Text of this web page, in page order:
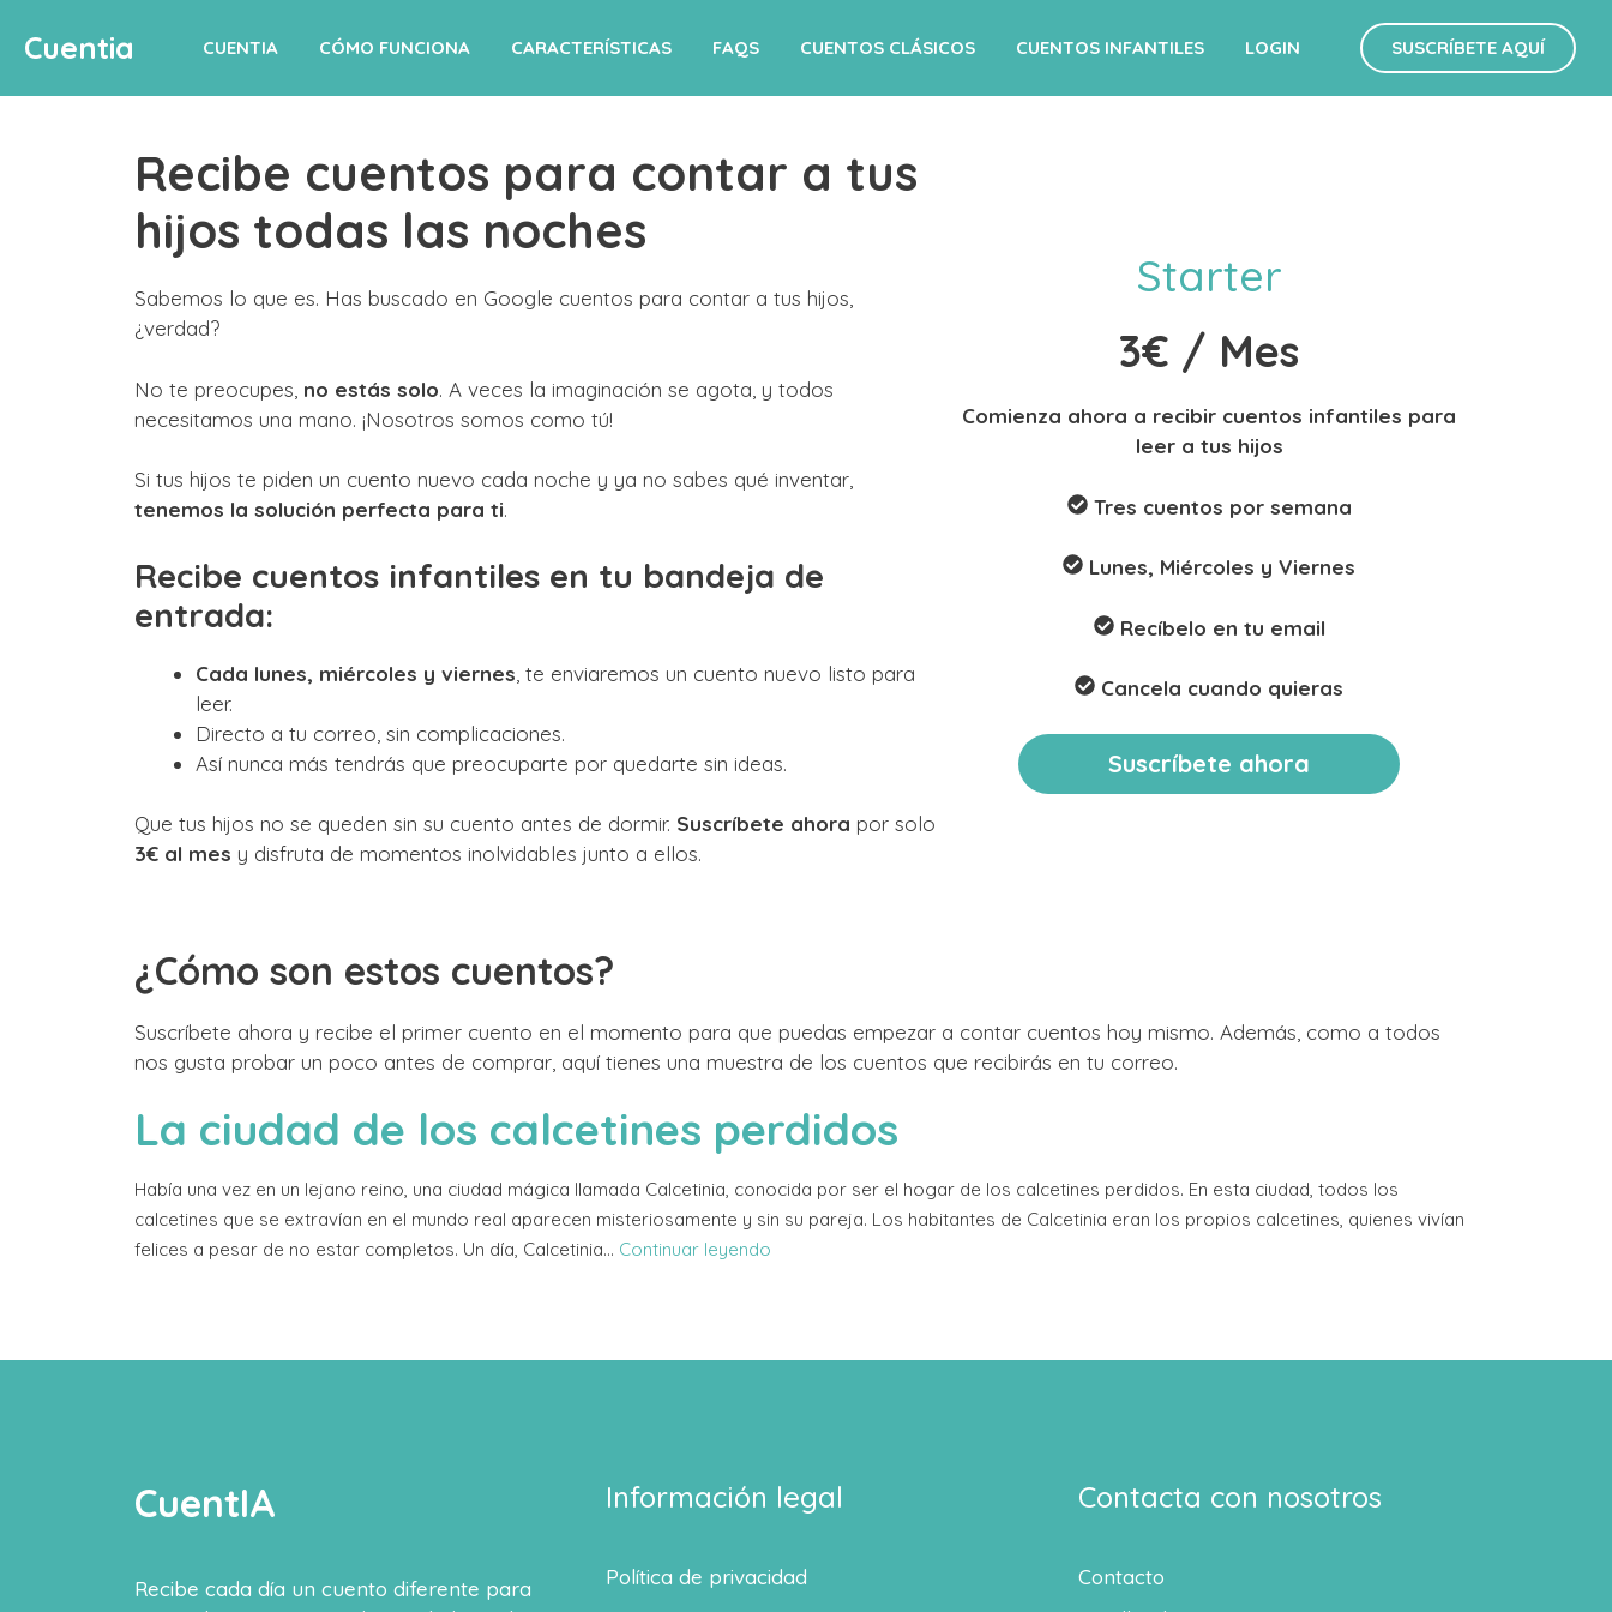
Cuentia CUENTIA CÓMO FUNCIONA CARACTERÍSTICAS FAQS CUENTOS CLÁSICOS CUENTOS INFANTILES LOGIN SUSCRÍBETE AQUÍ
Recibe cuentos para contar a tus
hijos todas las noches
Sabemos lo que es. Has buscado en Google cuentos para contar a tus hijos,
¿verdad?
No te preocupes, no estás solo. A veces la imaginación se agota, y todos
necesitamos una mano. ¡Nosotros somos como tú!
Si tus hijos te piden un cuento nuevo cada noche y ya no sabes qué inventar,
tenemos la solución perfecta para ti.
Recibe cuentos infantiles en tu bandeja de
entrada:
Cada lunes, miércoles y viernes , te enviaremos un cuento nuevo listo para
leer.
Directo a tu correo, sin complicaciones.
Así nunca más tendrás que preocuparte por quedarte sin ideas.
Que tus hijos no se queden sin su cuento antes de dormir. Suscríbete ahora por solo
3€ al mes y disfruta de momentos inolvidables junto a ellos.
Starter
3€ / Mes
Comienza ahora a recibir cuentos infantiles para
leer a tus hijos
Tres cuentos por semana
Lunes, Miércoles y Viernes
Recíbelo en tu email
Cancela cuando quieras
Suscríbete ahora
¿Cómo son estos cuentos?
Suscríbete ahora y recibe el primer cuento en el momento para que puedas empezar a contar cuentos hoy mismo. Además, como a todos
nos gusta probar un poco antes de comprar, aquí tienes una muestra de los cuentos que recibirás en tu correo.
La ciudad de los calcetines perdidos
Había una vez en un lejano reino, una ciudad mágica llamada Calcetinia, conocida por ser el hogar de los calcetines perdidos. En esta ciudad, todos los
calcetines que se extravían en el mundo real aparecen misteriosamente y sin su pareja. Los habitantes de Calcetinia eran los propios calcetines, quienes vivían
felices a pesar de no estar completos. Un día, Calcetinia… Continuar leyendo
CuentIA
Recibe cada día un cuento diferente para
Información legal
Política de privacidad
Contacta con nosotros
Contacto